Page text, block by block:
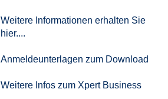
Weitere Informationen erhalten Sie
hier....
Anmeldeunterlagen zum Download
Weitere Infos zum Xpert Business